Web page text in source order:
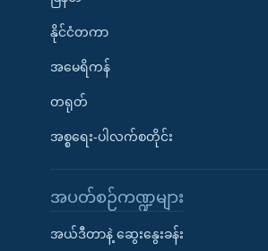
နိုင်ငံတကာ
အမေရိကန်
တရုတ်
အစ္စရေး-ပါလက်စတိုင်း
အပတ်စဉ်ကဏ္ဍများ
အယ်ဒီတာနဲ့ ဆွေးနွေးခန်း